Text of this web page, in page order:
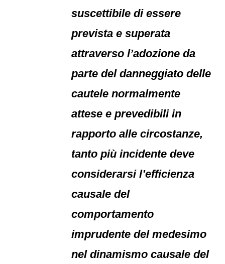
suscettibile di essere
prevista e superata
attraverso l’adozione da
parte del danneggiato delle
cautele normalmente
attese e prevedibili in
rapporto alle circostanze,
tanto più incidente deve
considerarsi l’efficienza
causale del
comportamento
imprudente del medesimo
nel dinamismo causale del